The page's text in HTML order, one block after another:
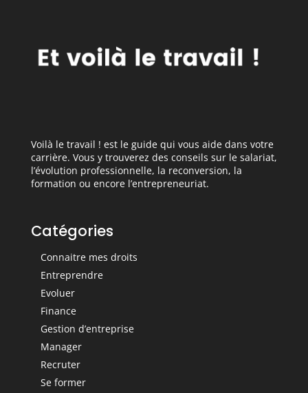
Voilà le travail ! est le guide qui vous aide dans votre
carrière. Vous y trouverez des conseils sur le salariat,
l’évolution professionnelle, la reconversion, la
formation ou encore l’entrepreneuriat.
Catégories
Connaitre mes droits
Entreprendre
Evoluer
Finance
Gestion d’entreprise
Manager
Recruter
Se former